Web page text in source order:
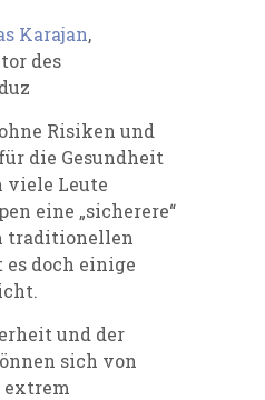
Karajan,
des
Risiken und
die Gesundheit
viele Leute
eine „sicherere“
traditionellen
es doch einige
und der
sich von
extrem